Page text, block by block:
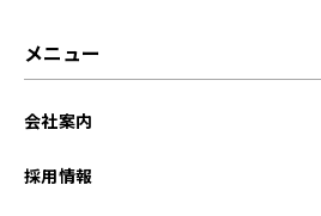
メニュー
会社案内
採用情報